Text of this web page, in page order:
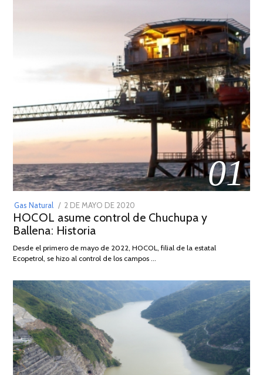
01
Gas Natural
POSTED
ON
2 DE MAYO DE 2020
DE
2026
HOCOL asume control de Chuchupa y
Ballena: Historia
Desde el primero de mayo de 2022, HOCOL, filial de la estatal
Ecopetrol, se hizo al control de los campos …